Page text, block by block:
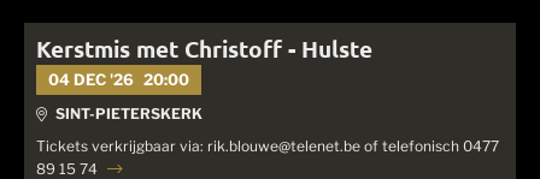
Kerstmis met Christoff - Hulste
04 DEC '26 20:00
SINT-PIETERSKERK
Tickets verkrijgbaar via: rik.blouwe@telenet.be of telefonisch 0477
89 15 74